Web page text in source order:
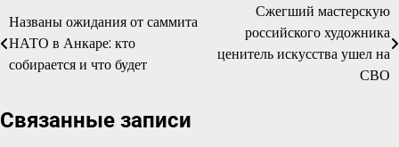
Навигация
по
записям
Названы ожидания от саммита
НАТО в Анкаре: кто
собирается и что будет
Сжегший мастерскую
российского художника
ценитель искусства ушел на
СВО
Связанные записи